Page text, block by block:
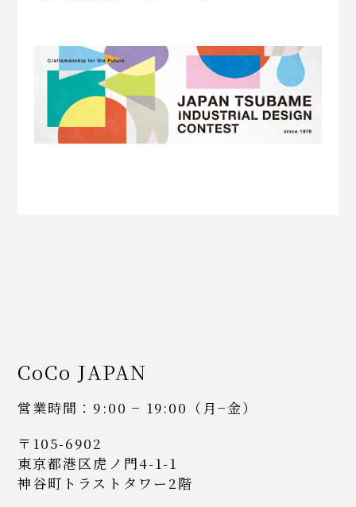
CoCo JAPAN
営業時間：9:00 − 19:00（月−金）
〒105-6902
東京都港区虎ノ門4-1-1
神谷町トラストタワー2階